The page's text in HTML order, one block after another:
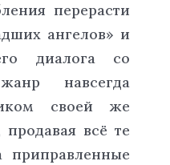
перерасти
ангелов» и
диалога со
навсегда
своей же
всё те